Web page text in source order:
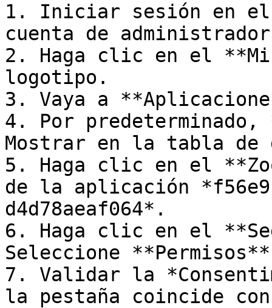
1. Iniciar sesión en el
cuenta de
2. Haga clic en el
logotipo.
3. Vaya a
4. Por
Mostrar en la tabla
5. Haga clic en el
de la aplicación
d4d78aeaf064*.
6. Haga clic en el
Seleccione
7. Validar la
la pestaña coincide